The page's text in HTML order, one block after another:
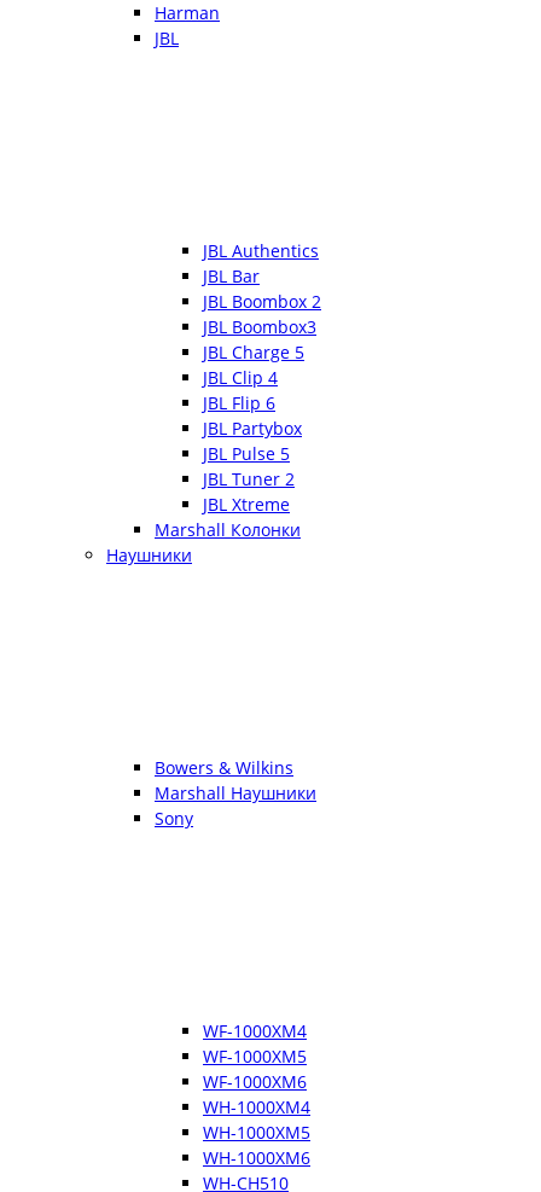
Harman
JBL
JBL Authentics
JBL Bar
JBL Boombox 2
JBL Boombox3
JBL Charge 5
JBL Clip 4
JBL Flip 6
JBL Partybox
JBL Pulse 5
JBL Tuner 2
JBL Xtreme
Marshall Колонки
Наушники
Bowers & Wilkins
Marshall Наушники
Sony
WF-1000XM4
WF-1000XM5
WF-1000XM6
WH-1000XM4
WH-1000XM5
WH-1000XM6
WH-CH510